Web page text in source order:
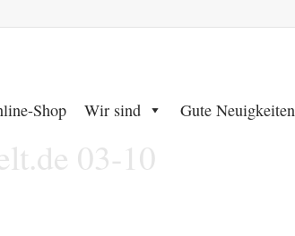
Shop Wir sind Gute Neuigkeiten
03-10